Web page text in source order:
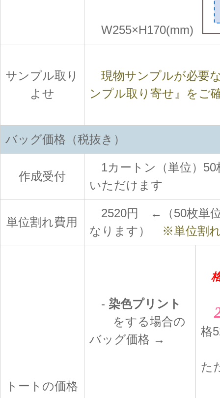
W255×H170(mm)
サンプル取り
よせ
現物サンプルが必要
ンプル取り寄せ』をご
バッグ価格（税抜き）
作成受付
1カートン（単位）50
いただけます
単位割れ費用
2520円 ←（50枚単位
なります）
※単位割
トートの価格
- 染色プリント
をする場合の
バッグ価格 →
格
た